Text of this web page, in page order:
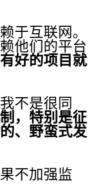
互联网。
他们的平台
好的项目就
不是很同
，特别是征
、野蛮式发
不加强监